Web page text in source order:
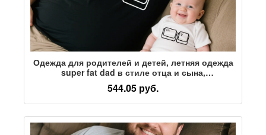
Одежда для родителей и детей, летняя одежда
super fat dad в стиле отца и сына,
высококачественная футболка для
новорожденных мальчиков и девочек с
короткими рукавами, новая
544.05 руб.